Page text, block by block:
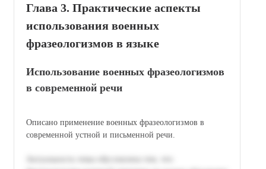
Глава 3. Практические аспекты
использования военных
фразеологизмов в языке
Использование военных фразеологизмов
в современной речи
Описано применение военных фразеологизмов в
современной устной и письменной речи.